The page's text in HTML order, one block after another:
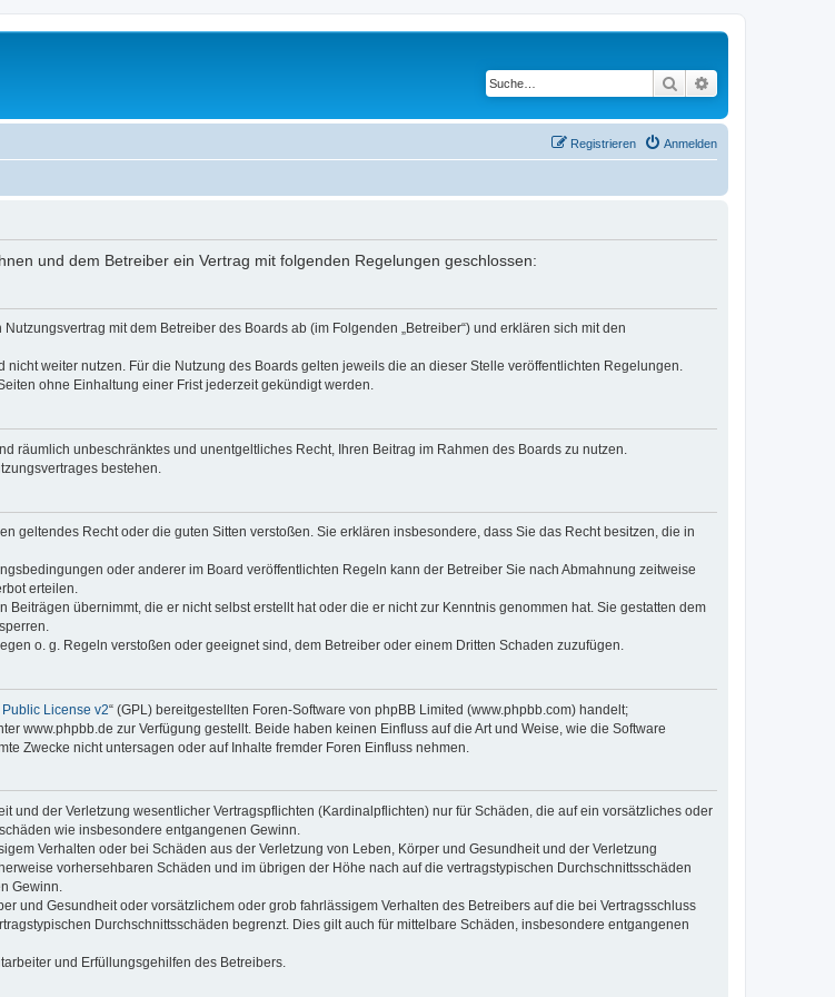
Suche
Anmelden
Registrieren
und dem Betreiber ein Vertrag mit folgenden Regelungen geschlossen:
mit dem Betreiber des Boards ab (im Folgenden „Betreiber“) und erklären sich mit den
weiter nutzen. Für die Nutzung des Boards gelten jeweils die an dieser Stelle veröffentlichten Regelungen.
ohne Einhaltung einer Frist jederzeit gekündigt werden.
räumlich unbeschränktes und unentgeltliches Recht, Ihren Beitrag im Rahmen des Boards zu nutzen.
bestehen.
geltendes Recht oder die guten Sitten verstoßen. Sie erklären insbesondere, dass Sie das Recht besitzen, die in
oder anderer im Board veröffentlichten Regeln kann der Betreiber Sie nach Abmahnung zeitweise
erteilen.
übernimmt, die er nicht selbst erstellt hat oder die er nicht zur Kenntnis genommen hat. Sie gestatten dem
o. g. Regeln verstoßen oder geeignet sind, dem Betreiber oder einem Dritten Schaden zuzufügen.
License v2“ (GPL) bereitgestellten Foren-Software von phpBB Limited (www.phpbb.com) handelt;
www.phpbb.de zur Verfügung gestellt. Beide haben keinen Einfluss auf die Art und Weise, wie die Software
Zwecke nicht untersagen oder auf Inhalte fremder Foren Einfluss nehmen.
und der Verletzung wesentlicher Vertragspflichten (Kardinalpflichten) nur für Schäden, die auf ein vorsätzliches oder
wie insbesondere entgangenen Gewinn.
Verhalten oder bei Schäden aus der Verletzung von Leben, Körper und Gesundheit und der Verletzung
vorhersehbaren Schäden und im übrigen der Höhe nach auf die vertragstypischen Durchschnittsschäden
Gewinn.
und Gesundheit oder vorsätzlichem oder grob fahrlässigem Verhalten des Betreibers auf die bei Vertragsschluss
Durchschnittsschäden begrenzt. Dies gilt auch für mittelbare Schäden, insbesondere entgangenen
und Erfüllungsgehilfen des Betreibers.